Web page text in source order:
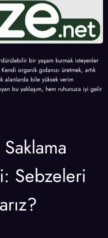
bir yaşam kurmak isteyenler
organik gıdanızı üretmek, artık
alanlarda bile yüksek verim
bu yaklaşım, hem ruhunuza iyi gelir
Sebzeleri